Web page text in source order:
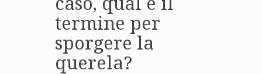
termine per
sporgere la
querela?